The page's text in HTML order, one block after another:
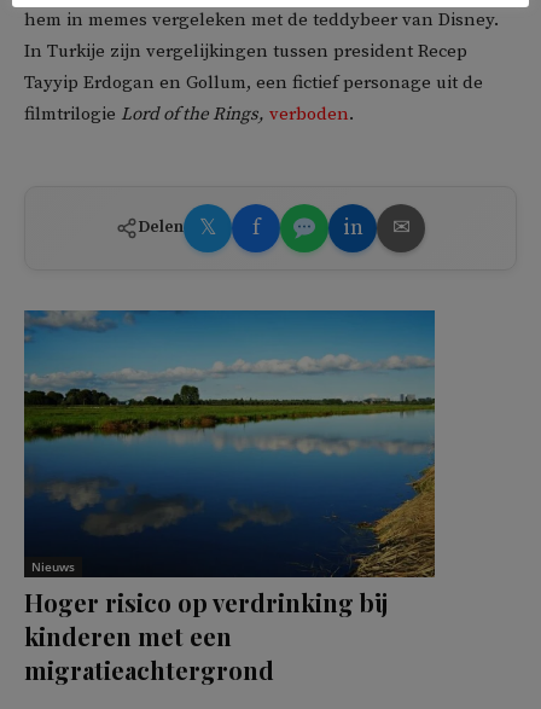
hem in memes vergeleken met de teddybeer van Disney.
In Turkije zijn vergelijkingen tussen president Recep
Tayyip Erdogan en Gollum, een fictief personage uit de
filmtrilogie Lord of the Rings, verboden.
Delen 𝕏 f in ✉
Nieuws
Hoger risico op verdrinking bij
kinderen met een
migratieachtergrond